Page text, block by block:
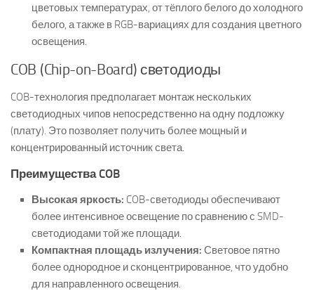
цветовых температурах, от тёплого белого до холодного
белого, а также в RGB-вариациях для создания цветного
освещения.
COB (Chip-on-Board) светодиоды
COB-технология предполагает монтаж нескольких
светодиодных чипов непосредственно на одну подложку
(плату). Это позволяет получить более мощный и
концентрированный источник света.
Преимущества COB
Высокая яркость: COB-светодиоды обеспечивают
более интенсивное освещение по сравнению с SMD-
светодиодами той же площади.
Компактная площадь излучения: Световое пятно
более однородное и сконцентрированное, что удобно
для направленного освещения.